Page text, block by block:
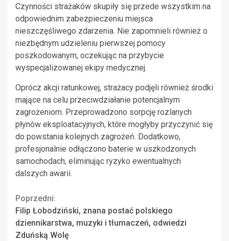
Czynności strażaków skupiły się przede wszystkim na
odpowiednim zabezpieczeniu miejsca
nieszczęśliwego zdarzenia. Nie zapomnieli również o
niezbędnym udzieleniu pierwszej pomocy
poszkodowanym, oczekując na przybycie
wyspecjalizowanej ekipy medycznej.
Oprócz akcji ratunkowej, strażacy podjęli również środki
mające na celu przeciwdziałanie potencjalnym
zagrożeniom. Przeprowadzono sorpcję rozlanych
płynów eksploatacyjnych, które mogłyby przyczynić się
do powstania kolejnych zagrożeń. Dodatkowo,
profesjonalnie odłączono baterie w uszkodzonych
samochodach, eliminując ryzyko ewentualnych
dalszych awarii.
Continue
Reading
Poprzedni:
Filip Łobodziński, znana postać polskiego
dziennikarstwa, muzyki i tłumaczeń, odwiedzi
Zduńską Wolę